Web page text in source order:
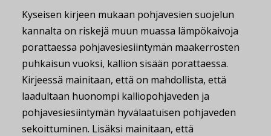
Kyseisen kirjeen mukaan pohjavesien suojelun
kannalta on riskejä muun muassa lämpökaivoja
porattaessa pohjavesiesiintymän maakerrosten
puhkaisun vuoksi, kallion sisään porattaessa.
Kirjeessä mainitaan, että on mahdollista, että
laadultaan huonompi kalliopohjaveden ja
pohjavesiesiintymän hyvälaatuisen pohjaveden
sekoittuminen. Lisäksi mainitaan, että